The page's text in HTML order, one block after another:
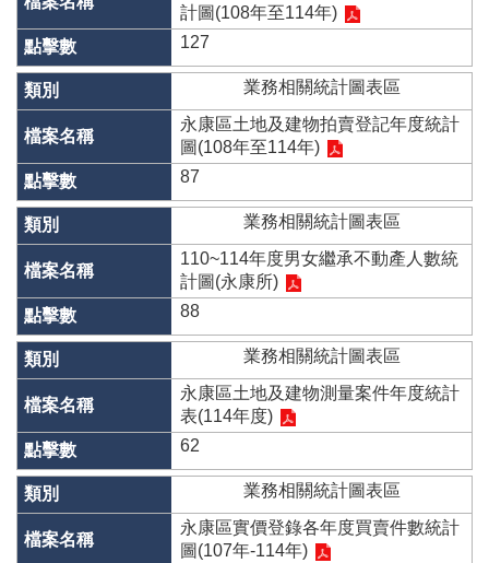
機
關
簡
介
線
上
申
辦
與
詢
便
民
服
民
意
交
流
下
計圖(108年至114年)
127
業務相關統計圖表區
永康區土地及建物拍賣登記年度統計
圖(108年至114年)
87
業務相關統計圖表區
110~114年度男女繼承不動產人數統
計圖(永康所)
88
業務相關統計圖表區
永康區土地及建物測量案件年度統計
表(114年度)
62
業務相關統計圖表區
永康區實價登錄各年度買賣件數統計
圖(107年-114年)